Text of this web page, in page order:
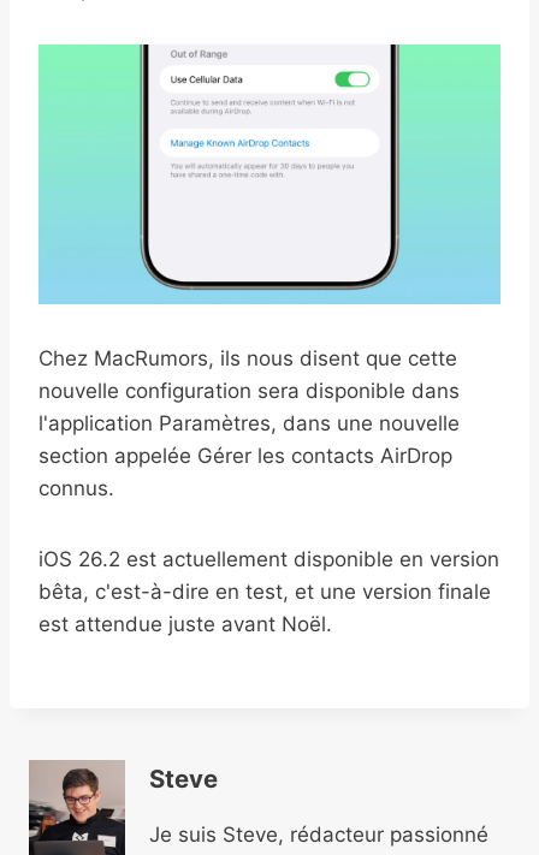
Chez MacRumors, ils nous disent que cette
nouvelle configuration sera disponible dans
l'application Paramètres, dans une nouvelle
section appelée Gérer les contacts AirDrop
connus.
iOS 26.2 est actuellement disponible en version
bêta, c'est-à-dire en test, et une version finale
est attendue juste avant Noël.
Steve
Je suis Steve, rédacteur passionné